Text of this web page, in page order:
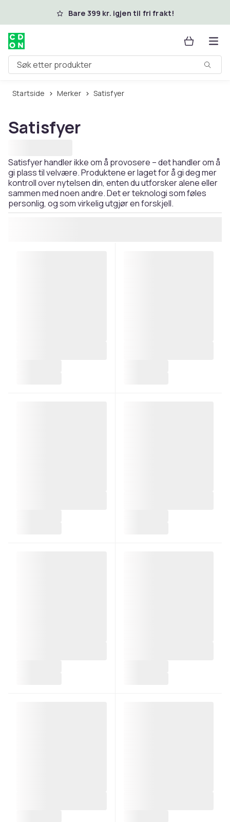
Hopp til hovedinnholdBare 399 kr. igjen til fri frakt!
Søk etter produkter
Startside Merker Satisfyer
Satisfyer
Satisfyer handler ikke om å provosere – det handler om å
gi plass til velvære. Produktene er laget for å gi deg mer
kontroll over nytelsen din, enten du utforsker alene eller
sammen med noen andre. Det er teknologi som føles
personlig, og som virkelig utgjør en forskjell.